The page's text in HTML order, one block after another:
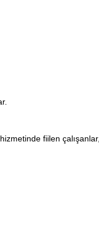
fiilen çalışanlar,